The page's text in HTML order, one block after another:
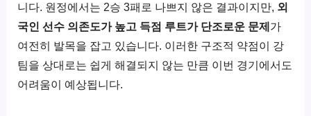
니다. 원정에서는 2승 3패로 나쁘지 않은 결과이지만, 외
국인 선수 의존도가 높고 득점 루트가 단조로운 문제가
여전히 발목을 잡고 있습니다. 이러한 구조적 약점이 강
팀을 상대로는 쉽게 해결되지 않는 만큼 이번 경기에서도
어려움이 예상됩니다.